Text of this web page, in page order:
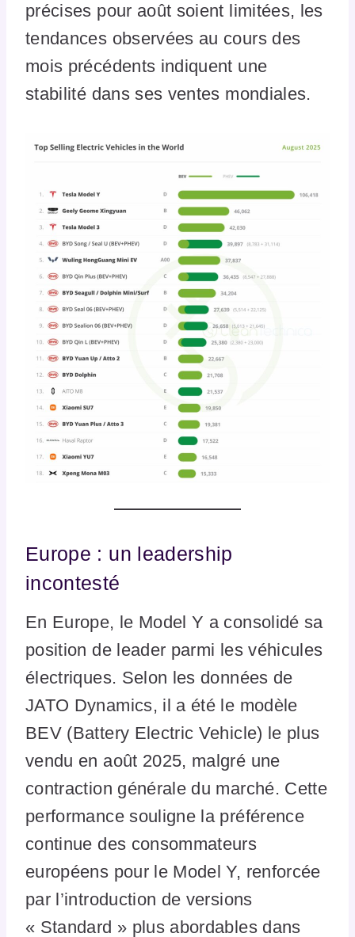
précises pour août soient limitées, les
tendances observées au cours des
mois précédents indiquent une
stabilité dans ses ventes mondiales.
Europe : un leadership
incontesté
En Europe, le Model Y a consolidé sa
position de leader parmi les véhicules
électriques. Selon les données de
JATO Dynamics, il a été le modèle
BEV (Battery Electric Vehicle) le plus
vendu en août 2025, malgré une
contraction générale du marché. Cette
performance souligne la préférence
continue des consommateurs
européens pour le Model Y, renforcée
par l’introduction de versions
« Standard » plus abordables dans